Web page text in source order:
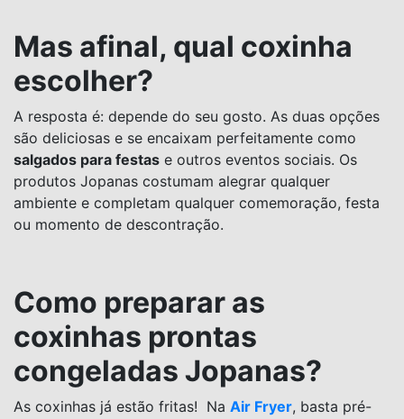
Mas afinal, qual coxinha
escolher?
A resposta é: depende do seu gosto. As duas opções
são deliciosas e se encaixam perfeitamente como
salgados para festas e outros eventos sociais. Os
produtos Jopanas costumam alegrar qualquer
ambiente e completam qualquer comemoração, festa
ou momento de descontração.
Como preparar as
coxinhas prontas
congeladas Jopanas?
As coxinhas já estão fritas! Na Air Fryer, basta pré-